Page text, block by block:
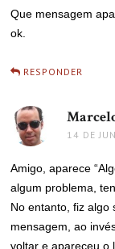
Que mensagem
ok.
RESPONDER
14 DE
Amigo, aparece
algum problema,
No entanto, fiz
mensagem, ao
voltar e apareceu o